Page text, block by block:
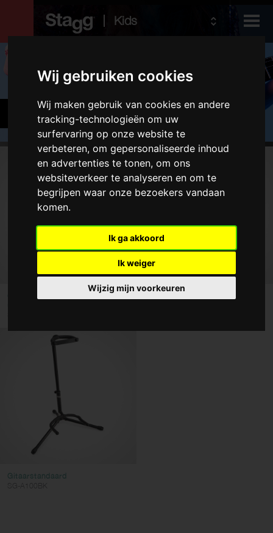
Wij gebruiken cookies
Wij maken gebruik van cookies en andere
tracking-technologieën om uw
surfervaring op onze website te
verbeteren, om gepersonaliseerde inhoud
en advertenties te tonen, om ons
websiteverkeer te analyseren en om te
begrijpen waar onze bezoekers vandaan
komen.
Ik ga akkoord
Ik weiger
Wijzig mijn voorkeuren
Kids
Audio &
Lighting
Producten
Accessoires
Producten
Stemapparaten en metronomen
Statieven
Hoezen en koffers
Type
Gitaren en bassen en folk
Percussie
Keyboards
Wis filters
Opvouwbare "A"-standaard voor
Gitaarstandaard